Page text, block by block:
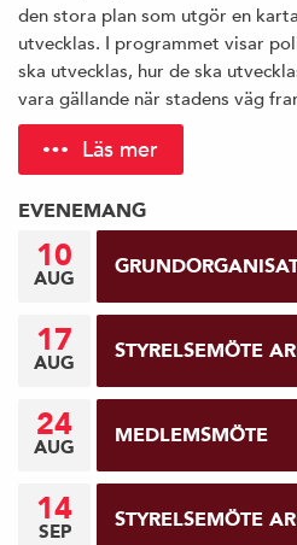
den stora plan som utgör en
utvecklas. I programmet visar
ska utvecklas, hur de ska
vara gällande när stadens väg
Läs mer
EVENEMANG
10
AUG
17
AUG STYRELSEMÖTE
24
AUG MEDLEMSMÖTE
14
SEP STYRELSEMÖTE